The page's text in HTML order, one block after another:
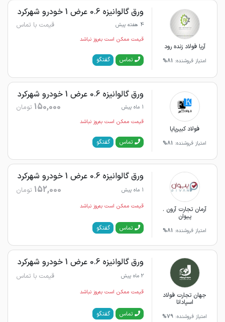
آریا فولاد زنده رود
امتیاز فروشنده: 81%
ورق گالوانیزه 0.6 عرض 1 خودرو شهرکرد
4 هفته پیش قیمت با تماس
قیمت ممکن است به‌روز نباشد
تماس گفتگو
فولاد کبیرپایا
امتیاز فروشنده: 81%
ورق گالوانیزه 0.6 عرض 1 خودرو شهرکرد
1 ماه پیش 150,000 تومان
قیمت ممکن است به‌روز نباشد
تماس گفتگو
آرمان تجارت آرون .
پیوان
امتیاز فروشنده: 81%
ورق گالوانیزه 0.6 عرض 1 خودرو شهرکرد
1 ماه پیش 152,000 تومان
قیمت ممکن است به‌روز نباشد
تماس گفتگو
جهان تجارت فولاد
اسپادانا
امتیاز فروشنده: 79%
ورق گالوانیزه 0.6 عرض 1 خودرو شهرکرد
2 ماه پیش قیمت با تماس
قیمت ممکن است به‌روز نباشد
تماس گفتگو